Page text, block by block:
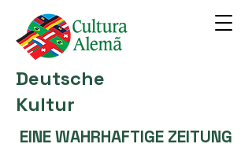
Deutsche
Kultur
EINE WAHRHAFTIGE ZEITUNG